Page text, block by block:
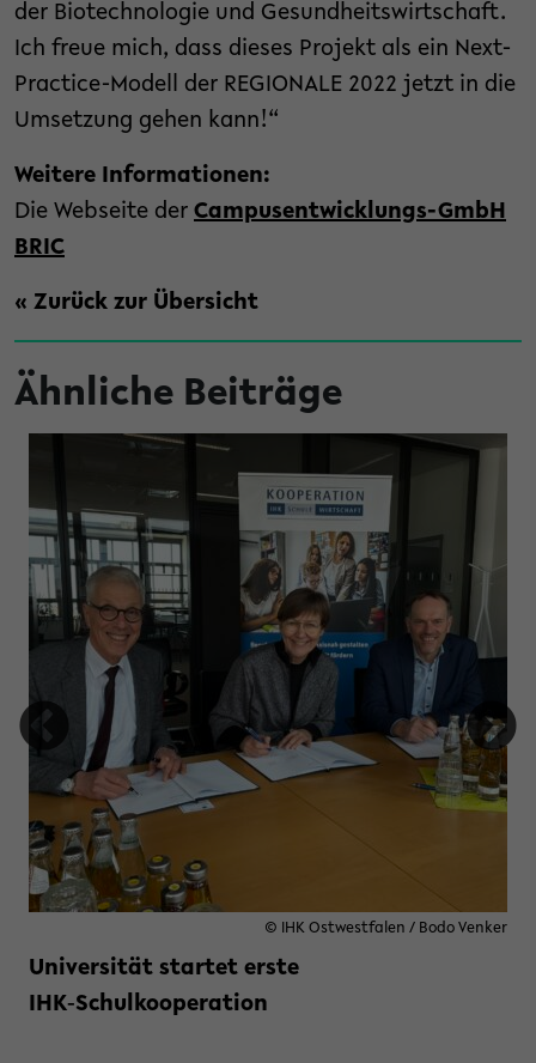
der Biotechnologie und Gesundheitswirtschaft.
Ich freue mich, dass dieses Projekt als ein Next-
Practice-Modell der REGIONALE 2022 jetzt in die
Umsetzung gehen kann!“
Weitere Informationen:
Die Webseite der Campusentwicklungs-GmbH
BRIC
« Zurück zur Übersicht
Ähnliche Beiträge
Studienfonds OWL
© IHK Ostwestfalen / Bodo Venker
Universität startet erste
IHK‑Schulkooperation